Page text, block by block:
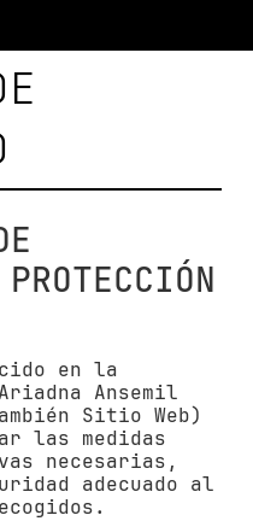
en la
Ariadna Ansemil
Sitio Web)
las medidas
necesarias,
adecuado al